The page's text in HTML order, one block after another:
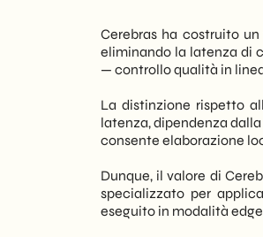
Cerebras ha costruito
eliminando la latenza di
— controllo qualità in
La distinzione rispetto
latenza, dipendenza
consente elaborazione
Dunque, il valore di
specializzato per
eseguito in modalità